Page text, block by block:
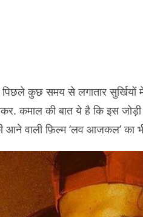
कुछ समय से लगातार सुर्खियों
की बात ये है कि इस जोड़ी
आने वाली फ़िल्म ‘लव आजकल’ का